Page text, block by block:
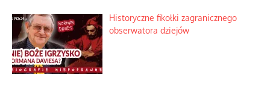
Historyczne fikołki zagranicznego
obserwatora dziejów